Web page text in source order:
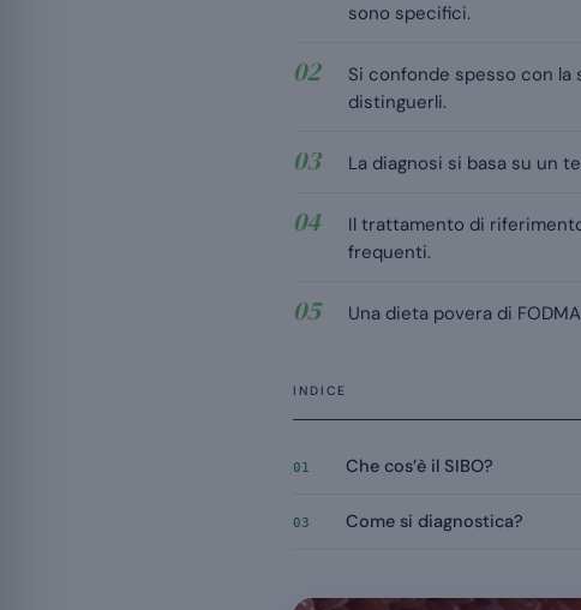
sono specifici.
Si confonde spesso con la
distinguerli.
La diagnosi si basa su un
Il trattamento di
frequenti.
Una dieta povera di
INDICE
01 Che cos’è il SIBO?
03 Come si diagnostica?